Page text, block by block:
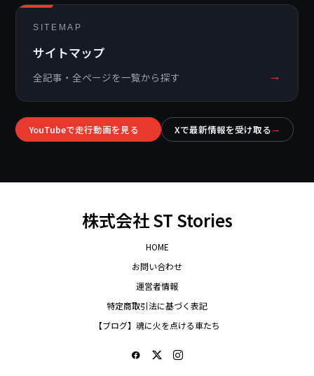
SITEMAP
サイトマップ
全記事・全ページを一覧から探す →
YouTubeで走行動画を見る Xで最新情報を受け取る →
株式会社 ST Stories
HOME
お問い合わせ
運営者情報
特定商取引法に基づく表記
【ブログ】魂に火を点ける車たち